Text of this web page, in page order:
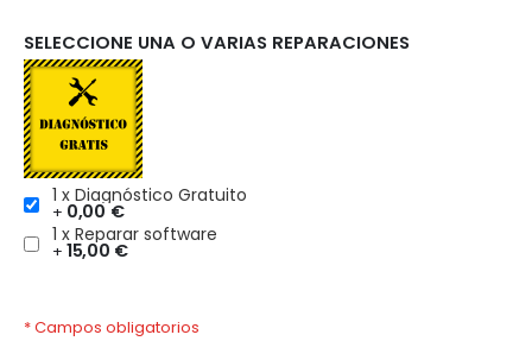
SELECCIONE UNA O VARIAS REPARACIONES
1 x Diagnóstico Gratuito
+ 0,00 €
1 x Reparar software
+ 15,00 €
* Campos obligatorios